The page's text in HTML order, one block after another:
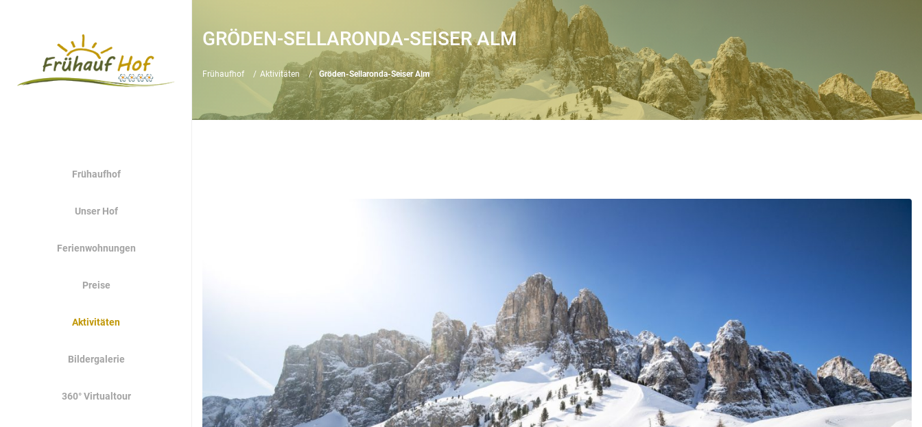
Frühaufhof
Unser Hof
Ferienwohnungen
Preise
Aktivitäten
Bildergalerie
360° Virtualtour
GRÖDEN-SELLARONDA-SEISER ALM
Frühaufhof Aktivitäten Gröden-Sellaronda-Seiser Alm